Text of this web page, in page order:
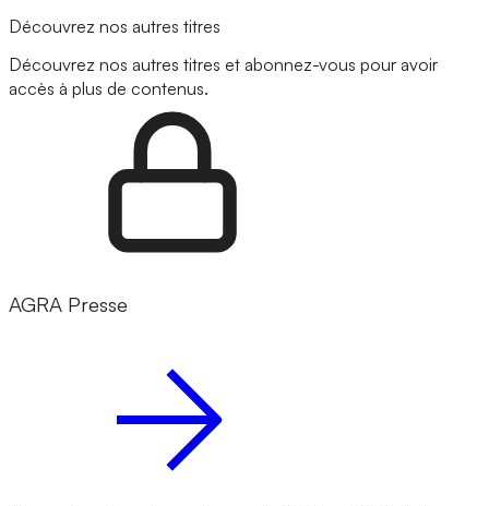
Découvrez nos autres titres
Découvrez nos autres titres et abonnez-vous pour avoir
accès à plus de contenus.
AGRA Presse